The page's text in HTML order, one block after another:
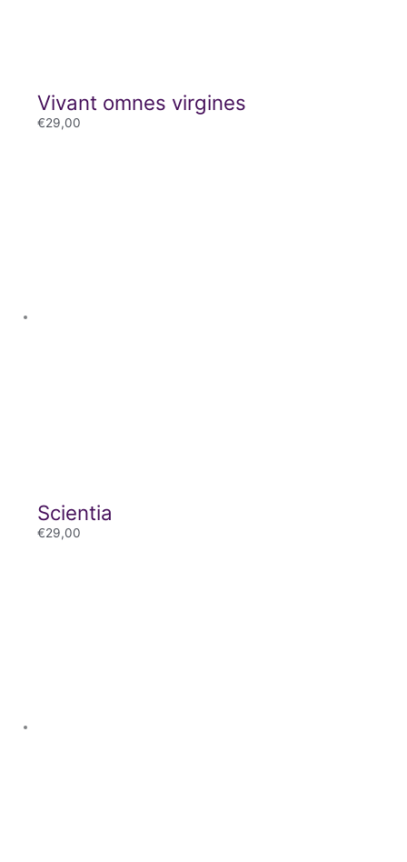
Vivant omnes virgines
€29,00
Scientia
€29,00